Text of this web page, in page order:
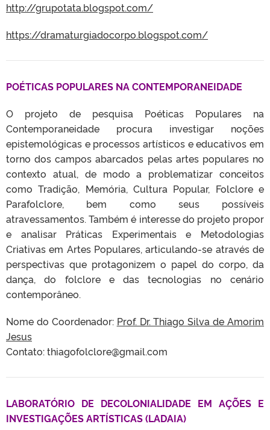
http://grupotata.blogspot.com/
https://dramaturgiadocorpo.blogspot.com/
POÉTICAS POPULARES NA CONTEMPORANEIDADE
O projeto de pesquisa Poéticas Populares na
Contemporaneidade procura investigar noções
epistemológicas e processos artísticos e educativos em
torno dos campos abarcados pelas artes populares no
contexto atual, de modo a problematizar conceitos
como Tradição, Memória, Cultura Popular, Folclore e
Parafolclore, bem como seus possíveis
atravessamentos. Também é interesse do projeto propor
e analisar Práticas Experimentais e Metodologias
Criativas em Artes Populares, articulando-se através de
perspectivas que protagonizem o papel do corpo, da
dança, do folclore e das tecnologias no cenário
contemporâneo.
Nome do Coordenador: Prof. Dr. Thiago Silva de Amorim
Jesus
Contato: thiagofolclore@gmail.com
LABORATÓRIO DE DECOLONIALIDADE EM AÇÕES E
INVESTIGAÇÕES ARTÍSTICAS (LADAIA)